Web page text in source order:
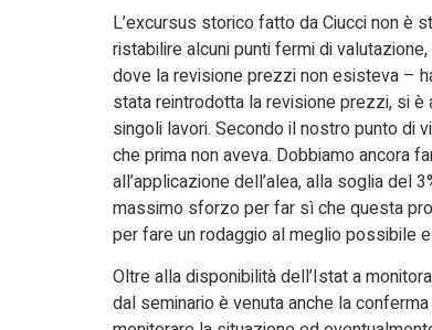
L’excursus storico fatto da Ciucci non è
ristabilire alcuni punti fermi di
dove la revisione prezzi non esisteva –
stata reintrodotta la revisione prezzi, si
singoli lavori. Secondo il nostro punto di
che prima non aveva. Dobbiamo ancora
all’applicazione dell’alea, alla soglia del
massimo sforzo per far sì che questa
per fare un rodaggio al meglio possibile
Oltre alla disponibilità dell’Istat a
dal seminario è venuta anche la